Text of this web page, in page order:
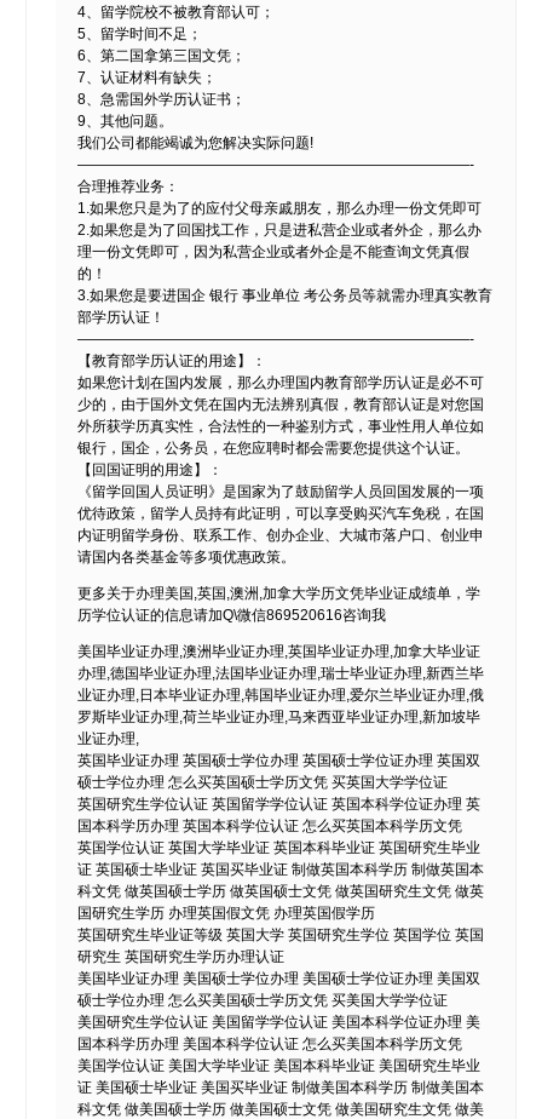
4、留学院校不被教育部认可；
5、留学时间不足；
6、第二国拿第三国文凭；
7、认证材料有缺失；
8、急需国外学历认证书；
9、其他问题。
我们公司都能竭诚为您解决实际问题!
———————————————————————————-
合理推荐业务：
1.如果您只是为了的应付父母亲戚朋友，那么办理一份文凭即可
2.如果您是为了回国找工作，只是进私营企业或者外企，那么办
理一份文凭即可，因为私营企业或者外企是不能查询文凭真假
的！
3.如果您是要进国企 银行 事业单位 考公务员等就需办理真实教育
部学历认证！
———————————————————————————-
【教育部学历认证的用途】：
如果您计划在国内发展，那么办理国内教育部学历认证是必不可
少的，由于国外文凭在国内无法辨别真假，教育部认证是对您国
外所获学历真实性，合法性的一种鉴别方式，事业性用人单位如
银行，国企，公务员，在您应聘时都会需要您提供这个认证。
【回国证明的用途】：
《留学回国人员证明》是国家为了鼓励留学人员回国发展的一项
优待政策，留学人员持有此证明，可以享受购买汽车免税，在国
内证明留学身份、联系工作、创办企业、大城市落户口、创业申
请国内各类基金等多项优惠政策。
更多关于办理美国,英国,澳洲,加拿大学历文凭毕业证成绩单，学
历学位认证的信息请加Q\微信869520616咨询我
美国毕业证办理,澳洲毕业证办理,英国毕业证办理,加拿大毕业证
办理,德国毕业证办理,法国毕业证办理,瑞士毕业证办理,新西兰毕
业证办理,日本毕业证办理,韩国毕业证办理,爱尔兰毕业证办理,俄
罗斯毕业证办理,荷兰毕业证办理,马来西亚毕业证办理,新加坡毕
业证办理,
英国毕业证办理 英国硕士学位办理 英国硕士学位证办理 英国双
硕士学位办理 怎么买英国硕士学历文凭 买英国大学学位证
英国研究生学位认证 英国留学学位认证 英国本科学位证办理 英
国本科学历办理 英国本科学位认证 怎么买英国本科学历文凭
英国学位认证 英国大学毕业证 英国本科毕业证 英国研究生毕业
证 英国硕士毕业证 英国买毕业证 制做英国本科学历 制做英国本
科文凭 做英国硕士学历 做英国硕士文凭 做英国研究生文凭 做英
国研究生学历 办理英国假文凭 办理英国假学历
英国研究生毕业证等级 英国大学 英国研究生学位 英国学位 英国
研究生 英国研究生学历办理认证
美国毕业证办理 美国硕士学位办理 美国硕士学位证办理 美国双
硕士学位办理 怎么买美国硕士学历文凭 买美国大学学位证
美国研究生学位认证 美国留学学位认证 美国本科学位证办理 美
国本科学历办理 美国本科学位认证 怎么买美国本科学历文凭
美国学位认证 美国大学毕业证 美国本科毕业证 美国研究生毕业
证 美国硕士毕业证 美国买毕业证 制做美国本科学历 制做美国本
科文凭 做美国硕士学历 做美国硕士文凭 做美国研究生文凭 做美